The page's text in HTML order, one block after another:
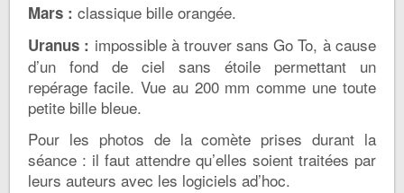
Mars : classique bille orangée.
Uranus : impossible à trouver sans Go To, à cause
d’un fond de ciel sans étoile permettant un
repérage facile. Vue au 200 mm comme une toute
petite bille bleue.
Pour les photos de la comète prises durant la
séance : il faut attendre qu’elles soient traitées par
leurs auteurs avec les logiciels ad’hoc.